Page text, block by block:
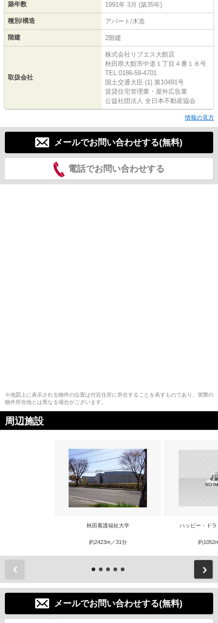
築年数 1991年 3月 (築35年)
種別/構造 アパート/木造
階建 2階建
取扱会社
株式会社リブエス大館店
秋田県大館市中道１丁目４番１８号
TEL:0186-59-4701
国土交通大臣 (1) 第10491号
賃貸住宅管理業・屋外広告業
公益社団法人 全日本不動産協会
情報の見方
メールでお問い合わせする(無料)
電話でお問い合わせする
※地図上に表示される物件の位置は付近住所に所在することを表すものであり、実際の
物件所在地とは異なる場合がございます。
周辺施設
秋田看護福祉大学
約2423m／31分
ハッピー・ド
約
メールでお問い合わせする(無料)